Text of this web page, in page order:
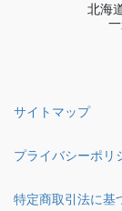
北海
サイトマップ
プライバシーポリ
特定商取引法に基